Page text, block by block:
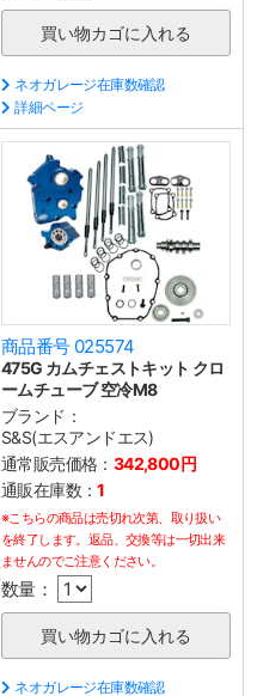
ネオガレージ在庫数確認
詳細ページ
商品番号 025574
475G カムチェストキット クロ
ームチューブ 空冷M8
ブランド：
S&S(エスアンドエス)
通常販売価格： 342,800円
通販在庫数：1
※こちらの商品は売切れ次第、取り扱い
を終了します。返品、交換等は一切出来
ませんのでご注意ください。
数量：
ネオガレージ在庫数確認